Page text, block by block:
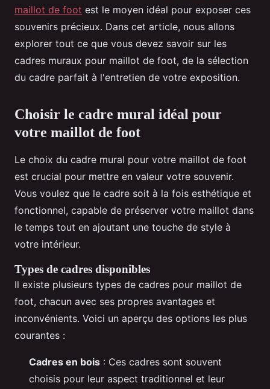
maillot de foot est le moyen idéal pour exposer ces
souvenirs précieux. Dans cet article, nous allons
explorer tout ce que vous devez savoir sur les
cadres muraux pour maillot de foot, de la sélection
du cadre parfait à l'entretien de votre exposition.
Choisir le cadre mural idéal pour
votre maillot de foot
Le choix du cadre mural pour votre maillot de foot
est crucial pour mettre en valeur votre souvenir.
Vous voulez que le cadre soit à la fois esthétique et
fonctionnel, capable de préserver votre maillot dans
le temps tout en ajoutant une touche de style à
votre intérieur.
Types de cadres disponibles
Il existe plusieurs types de cadres pour maillot de
foot, chacun avec ses propres avantages et
inconvénients. Voici un aperçu des options les plus
courantes :
Cadres en bois : Ces cadres sont souvent
choisis pour leur aspect traditionnel et leur